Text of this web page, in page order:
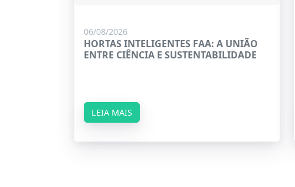
06/08/2026
HORTAS INTELIGENTES FAA: A UNIÃO
ENTRE CIÊNCIA E SUSTENTABILIDADE
LEIA MAIS